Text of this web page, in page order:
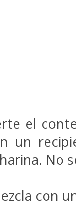
el
un
No
con